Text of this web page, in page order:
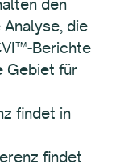
den
die
Berichte
Gebiet für
findet in
findet